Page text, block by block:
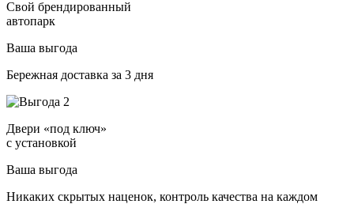
Свой брендированный
автопарк
Ваша выгода
Бережная доставка за 3 дня
Двери «под ключ»
с установкой
Ваша выгода
Никаких скрытых наценок, контроль качества на каждом